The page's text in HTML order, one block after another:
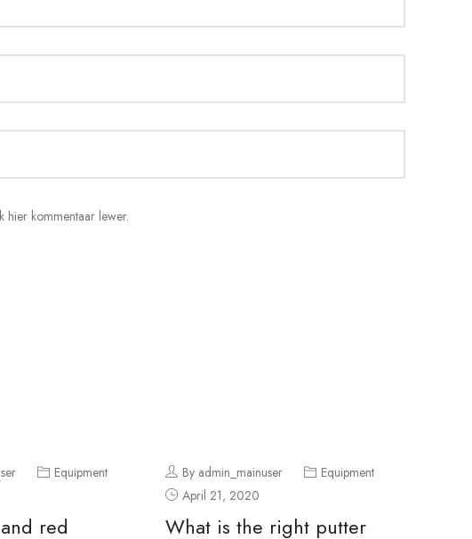
kommentaar lewer.
Equipment
red
By admin_mainuser
Equipment
April 21, 2020
What is the right putter